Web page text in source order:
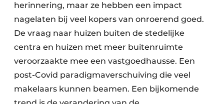
herinnering, maar ze hebben een impact
nagelaten bij veel kopers van onroerend goed.
De vraag naar huizen buiten de stedelijke
centra en huizen met meer buitenruimte
veroorzaakte mee een vastgoedhausse. Een
post-Covid paradigmaverschuiving die veel
makelaars kunnen beamen. Een bijkomende